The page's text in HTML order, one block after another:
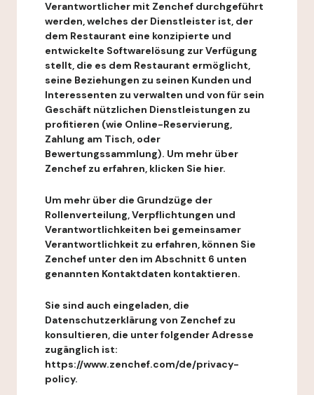
Verantwortlicher mit Zenchef durchgeführt
werden, welches der Dienstleister ist, der
dem Restaurant eine konzipierte und
entwickelte Softwarelösung zur Verfügung
stellt, die es dem Restaurant ermöglicht,
seine Beziehungen zu seinen Kunden und
Interessenten zu verwalten und von für sein
Geschäft nützlichen Dienstleistungen zu
profitieren (wie Online-Reservierung,
Zahlung am Tisch, oder
Bewertungssammlung). Um mehr über
Zenchef zu erfahren, klicken Sie hier.
Um mehr über die Grundzüge der
Rollenverteilung, Verpflichtungen und
Verantwortlichkeiten bei gemeinsamer
Verantwortlichkeit zu erfahren, können Sie
Zenchef unter den im Abschnitt 6 unten
genannten Kontaktdaten kontaktieren.
Sie sind auch eingeladen, die
Datenschutzerklärung von Zenchef zu
konsultieren, die unter folgender Adresse
zugänglich ist:
https://www.zenchef.com/de/privacy-
policy.